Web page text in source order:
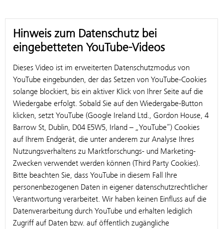
Hinweis zum Datenschutz bei
eingebetteten YouTube-Videos
Dieses Video ist im erweiterten Datenschutzmodus von
YouTube eingebunden, der das Setzen von YouTube-Cookies
solange blockiert, bis ein aktiver Klick von Ihrer Seite auf die
Wiedergabe erfolgt. Sobald Sie auf den Wiedergabe-Button
klicken, setzt YouTube (Google Ireland Ltd., Gordon House, 4
Barrow St, Dublin, D04 E5W5, Irland – „YouTube“) Cookies
auf Ihrem Endgerät, die unter anderem zur Analyse Ihres
Nutzungsverhaltens zu Marktforschungs- und Marketing-
Zwecken verwendet werden können (Third Party Cookies).
Bitte beachten Sie, dass YouTube in diesem Fall Ihre
personenbezogenen Daten in eigener datenschutzrechtlicher
Verantwortung verarbeitet. Wir haben keinen Einfluss auf die
Datenverarbeitung durch YouTube und erhalten lediglich
Zugriff auf Daten bzw. auf öffentlich zugängliche